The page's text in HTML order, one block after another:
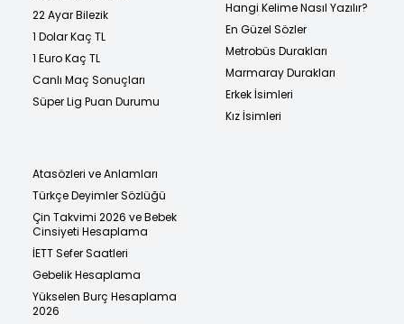
22 Ayar Bilezik
1 Dolar Kaç TL
1 Euro Kaç TL
Canlı Maç Sonuçları
Süper Lig Puan Durumu
Hangi Kelime Nasıl Yazılır?
En Güzel Sözler
Metrobüs Durakları
Marmaray Durakları
Erkek İsimleri
Kız İsimleri
Atasözleri ve Anlamları
Türkçe Deyimler Sözlüğü
Çin Takvimi 2026 ve Bebek
Cinsiyeti Hesaplama
İETT Sefer Saatleri
Gebelik Hesaplama
Yükselen Burç Hesaplama
2026